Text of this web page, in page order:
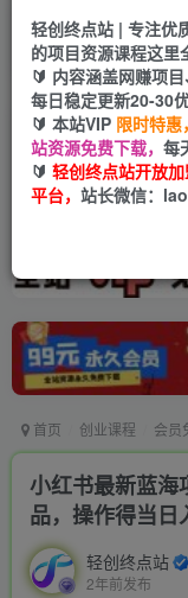
投稿专区 免费
教程必须完整
首页 创业课程 会员
小红书最新蓝海
品，操作得当日
轻创终点站
2年前发布
轻创终点站 | 专注优
的项目资源课程这里
🔰 内容涵盖网赚项
每日稳定更新20-30
🔰 本站VIP 限时特惠，
站资源免费下载， 每
🔰 轻创终点站开放
平台， 站长微信：